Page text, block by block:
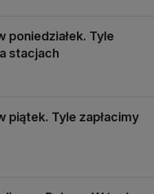
poniedziałek. Tyle
stacjach
piątek. Tyle zapłacimy